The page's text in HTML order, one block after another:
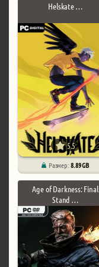
Helskate …
5.5
Размер:8.89 GB
Age of Darkness: Final
Stand …